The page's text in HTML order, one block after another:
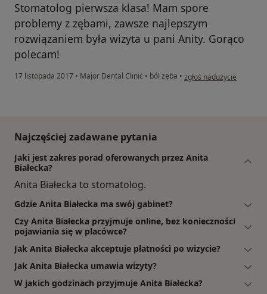
Stomatolog pierwsza klasa! Mam spore
problemy z zębami, zawsze najlepszym
rozwiązaniem była wizyta u pani Anity. Gorąco
polecam!
17 listopada 2017 • Major Dental Clinic • ból zęba • w opinii użytkownika Iga
zgłoś nadużycie
Najczęściej zadawane pytania
Jaki jest zakres porad oferowanych przez Anita
Białecka?
Anita Białecka to stomatolog.
Gdzie Anita Białecka ma swój gabinet?
Czy Anita Białecka przyjmuje online, bez konieczności
pojawiania się w placówce?
Jak Anita Białecka akceptuje płatności po wizycie?
Jak Anita Białecka umawia wizyty?
W jakich godzinach przyjmuje Anita Białecka?